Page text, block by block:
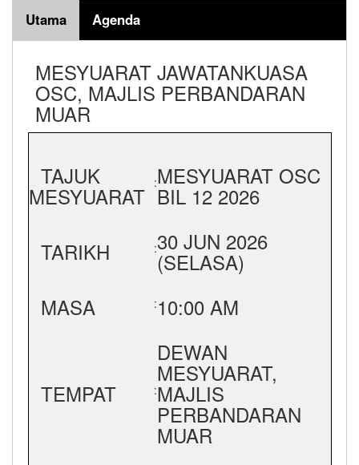
Utama Agenda
MESYUARAT JAWATANKUASA
OSC, MAJLIS PERBANDARAN
MUAR
TAJUK
MESYUARAT :MESYUARAT OSC
BIL 12 2026
TARIKH
:30 JUN 2026
(SELASA)
MASA
:10:00 AM
TEMPAT :
DEWAN
MESYUARAT,
MAJLIS
PERBANDARAN
MUAR